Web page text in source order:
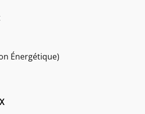
Énergétique)